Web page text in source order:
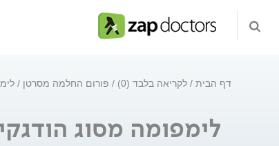
דף הבית לקריאה בלבד (0) פורום החלמה מסרטן
לימפומה מסוג